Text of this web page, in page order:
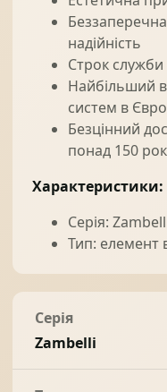
надійність
Строк
Найбільший
систем в
Безцінний
понад 150
Характеристики:
Серія:
Тип: елемент
Серія
Zambelli